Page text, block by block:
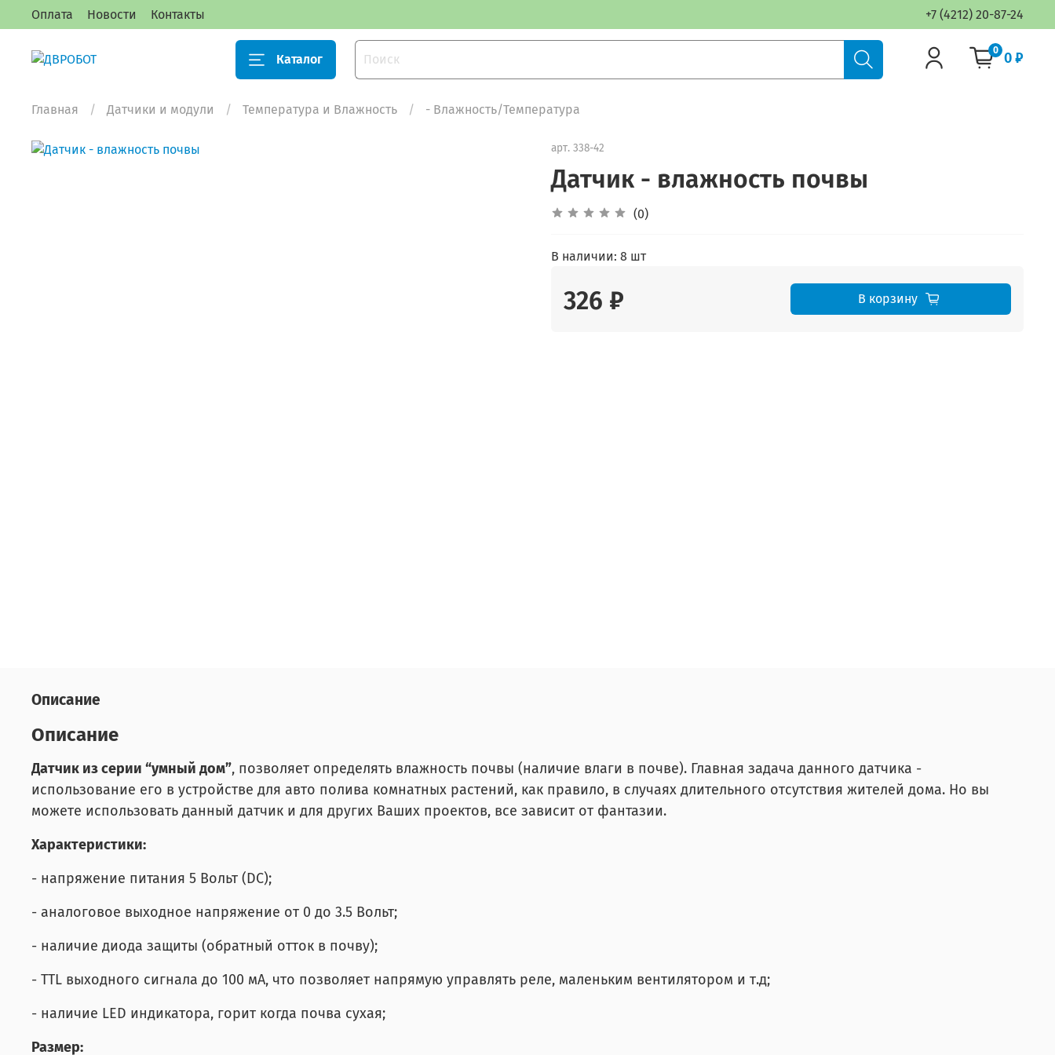
Оплата Новости Контакты +7 (4212) 20-87-24
Каталог
0 0 ₽
Главная Датчики и модули Температура и Влажность - Влажность/Температура
арт. 338-42
Датчик - влажность почвы
(0)
В наличии: 8 шт
326 ₽ В корзину
Описание
Описание
Датчик из серии “умный дом”, позволяет определять влажность почвы (наличие влаги в почве). Главная задача данного датчика -
использование его в устройстве для авто полива комнатных растений, как правило, в случаях длительного отсутствия жителей дома. Но вы
можете использовать данный датчик и для других Ваших проектов, все зависит от фантазии.
Характеристики:
- напряжение питания 5 Вольт (DC);
- аналоговое выходное напряжение от 0 до 3.5 Вольт;
- наличие диода защиты (обратный отток в почву);
- TTL выходного сигнала до 100 мА, что позволяет напрямую управлять реле, маленьким вентилятором и т.д;
- наличие LED индикатора, горит когда почва сухая;
Размер: